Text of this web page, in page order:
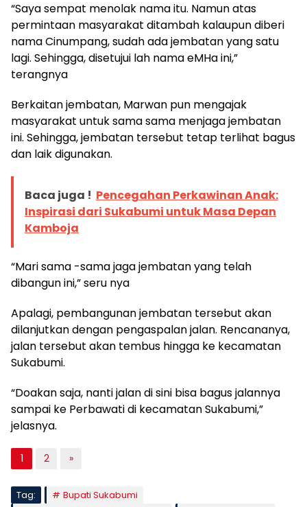
“Saya sempat menolak nama itu. Namun atas
permintaan masyarakat ditambah kalaupun diberi
nama Cinumpang, sudah ada jembatan yang satu
lagi. Sehingga, disetujui lah nama eMHa ini,”
terangnya
Berkaitan jembatan, Marwan pun mengajak
masyarakat untuk sama sama menjaga jembatan
ini. Sehingga, jembatan tersebut tetap terlihat bagus
dan laik digunakan.
Baca juga ! Pencegahan Perkawinan Anak:
Inspirasi dari Sukabumi untuk Masa Depan
Kamboja
“Mari sama -sama jaga jembatan yang telah
dibangun ini,” seru nya
Apalagi, pembangunan jembatan tersebut akan
dilanjutkan dengan pengaspalan jalan. Rencananya,
jalan tersebut akan tembus hingga ke kecamatan
Sukabumi.
“Doakan saja, nanti jalan di sini bisa bagus jalannya
sampai ke Perbawati di kecamatan Sukabumi,”
jelasnya.
1 2 »
Tag:
Bupati Sukabumi